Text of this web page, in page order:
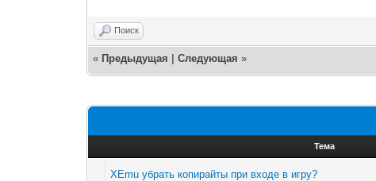
Поиск
« Предыдущая |Следующая»
Тема
XEmu убрать копирайты при входе в игру?